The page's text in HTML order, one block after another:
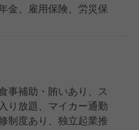
金、雇用保険、労災保
事補助・賄いあり、ス
り放題、マイカー通勤
制度あり、独立起業推